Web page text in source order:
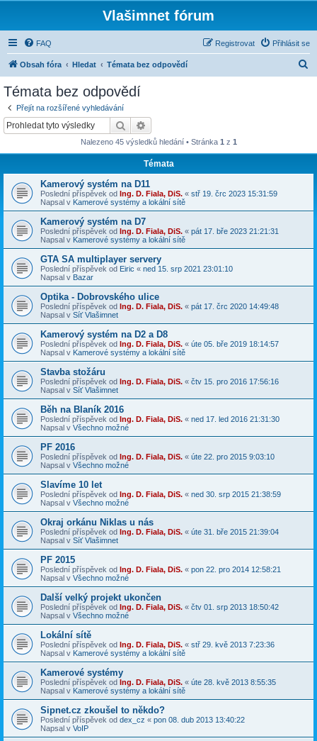
Vlašimnet fórum
FAQ Přihlásit se
Registrovat
Obsah fóra Hledat Témata bez odpovědí
Témata bez odpovědí
Přejít na rozšířené vyhledávání
Hledat
Nalezeno 45 výsledků hledání • Stránka 1 z 1
Témata
Kamerový systém na D11
Poslední příspěvek od Ing. D. Fiala, DiS. « stř 19. črc 2023 15:31:59
Napsal v Kamerové systémy a lokální sítě
Kamerový systém na D7
Poslední příspěvek od Ing. D. Fiala, DiS. « pát 17. bře 2023 21:21:31
Napsal v Kamerové systémy a lokální sítě
GTA SA multiplayer servery
Poslední příspěvek od Eiric « ned 15. srp 2021 23:01:10
Napsal v Bazar
Optika - Dobrovského ulice
Poslední příspěvek od Ing. D. Fiala, DiS. « pát 17. črc 2020 14:49:48
Napsal v Síť Vlašimnet
Kamerový systém na D2 a D8
Poslední příspěvek od Ing. D. Fiala, DiS. « úte 05. bře 2019 18:14:57
Napsal v Kamerové systémy a lokální sítě
Stavba stožáru
Poslední příspěvek od Ing. D. Fiala, DiS. « čtv 15. pro 2016 17:56:16
Napsal v Síť Vlašimnet
Běh na Blaník 2016
Poslední příspěvek od Ing. D. Fiala, DiS. « ned 17. led 2016 21:31:30
Napsal v Všechno možné
PF 2016
Poslední příspěvek od Ing. D. Fiala, DiS. « úte 22. pro 2015 9:03:10
Napsal v Všechno možné
Slavíme 10 let
Poslední příspěvek od Ing. D. Fiala, DiS. « ned 30. srp 2015 21:38:59
Napsal v Všechno možné
Okraj orkánu Niklas u nás
Poslední příspěvek od Ing. D. Fiala, DiS. « úte 31. bře 2015 21:39:04
Napsal v Síť Vlašimnet
PF 2015
Poslední příspěvek od Ing. D. Fiala, DiS. « pon 22. pro 2014 12:58:21
Napsal v Všechno možné
Další velký projekt ukončen
Poslední příspěvek od Ing. D. Fiala, DiS. « čtv 01. srp 2013 18:50:42
Napsal v Všechno možné
Lokální sítě
Poslední příspěvek od Ing. D. Fiala, DiS. « stř 29. kvě 2013 7:23:36
Napsal v Kamerové systémy a lokální sítě
Kamerové systémy
Poslední příspěvek od Ing. D. Fiala, DiS. « úte 28. kvě 2013 8:55:35
Napsal v Kamerové systémy a lokální sítě
Sipnet.cz zkoušel to někdo?
Poslední příspěvek od dex_cz « pon 08. dub 2013 13:40:22
Napsal v VoIP